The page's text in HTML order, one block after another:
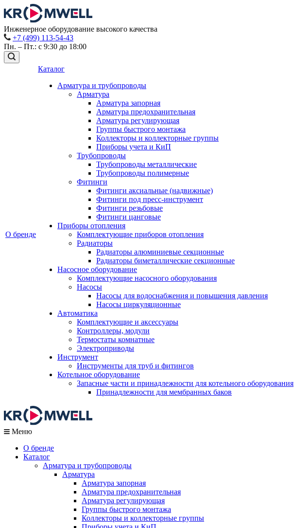
Инженерное оборудование высокого качества
+7 (499) 113-54-43
Пн. – Пт.: с 9:30 до 18:00
О бренде
Каталог
Арматура и трубопроводы
Арматура
Арматура запорная
Арматура предохранительная
Арматура регулирующая
Группы быстрого монтажа
Коллекторы и коллекторные группы
Приборы учета и КиП
Трубопроводы
Трубопроводы металлические
Трубопроводы полимерные
Фитинги
Фитинги аксиальные (надвижные)
Фитинги под пресс-инструмент
Фитинги резьбовые
Фитинги цанговые
Приборы отопления
Комплектующие приборов отопления
Радиаторы
Радиаторы алюминиевые секционные
Радиаторы биметаллические секционные
Насосное оборудование
Комплектующие насосного оборудования
Насосы
Насосы для водоснабжения и повышения давления
Насосы циркуляционные
Автоматика
Комплектующие и аксессуары
Контроллеры, модули
Термостаты комнатные
Электроприводы
Инструмент
Инструменты для труб и фитингов
Котельное оборудование
Запасные части и принадлежности для котельного оборудования
Принадлежности для мембранных баков
Меню
О бренде
Каталог
Арматура и трубопроводы
Арматура
Арматура запорная
Арматура предохранительная
Арматура регулирующая
Группы быстрого монтажа
Коллекторы и коллекторные группы